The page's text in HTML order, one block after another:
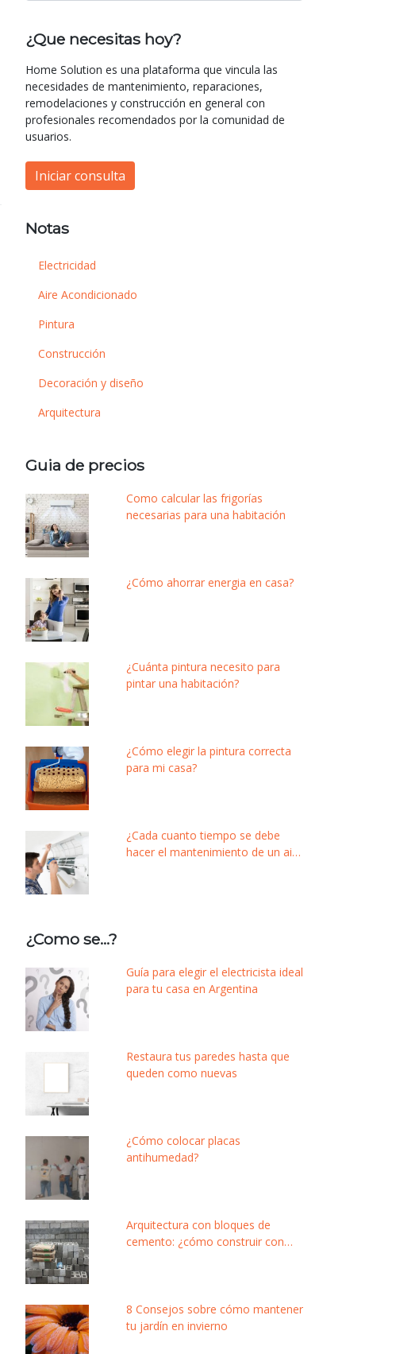
¿Que necesitas hoy?
Home Solution es una plataforma que vincula las
necesidades de mantenimiento, reparaciones,
remodelaciones y construcción en general con
profesionales recomendados por la comunidad de
usuarios.
Iniciar consulta
Notas
Electricidad
Aire Acondicionado
Pintura
Construcción
Decoración y diseño
Arquitectura
Guia de precios
Como calcular las frigorías
necesarias para una habitación
¿Cómo ahorrar energia en casa?
¿Cuánta pintura necesito para
pintar una habitación?
¿Cómo elegir la pintura correcta
para mi casa?
¿Cada cuanto tiempo se debe
hacer el mantenimiento de un aire
¿Como se…?
Guía para elegir el electricista ideal
para tu casa en Argentina
Restaura tus paredes hasta que
queden como nuevas
¿Cómo colocar placas
antihumedad?
Arquitectura con bloques de
cemento: ¿cómo construir con
8 Consejos sobre cómo mantener
tu jardín en invierno